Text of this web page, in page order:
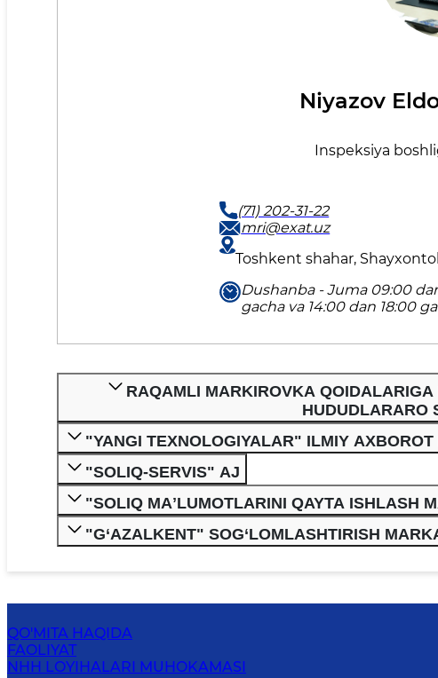
Niyazov
Inspeksiya
(71) 202-31-22
mri@exat.uz
Toshkent shahar,
Dushanba - Juma 09:00
gacha va 14:00 dan 18:00
RAQAMLI MARKIROVKA
HUDUDLARARO
"YANGI TEXNOLOGIYALAR" ILMIY
"SOLIQ-SERVIS" AJ
"SOLIQ MAʼLUMOTLARINI QAYTA ISHLASH
"G‘AZALKENT" SOG‘LOMLASHTIRISH
QO'MITA HAQIDA
FAOLIYAT
NHH LOYIHALARI MUHOKAMASI